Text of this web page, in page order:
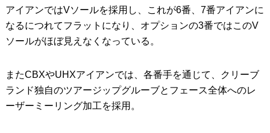
アイアンではVソールを採用し、これが6番、7番アイアンに
なるにつれてフラットになり、オプションの3番ではこのV
ソールがほぼ見えなくなっている。
またCBXやUHXアイアンでは、各番手を通じて、クリーブ
ランド独自のツアージップグルーブとフェース全体へのレ
ーザーミーリング加工を採用。